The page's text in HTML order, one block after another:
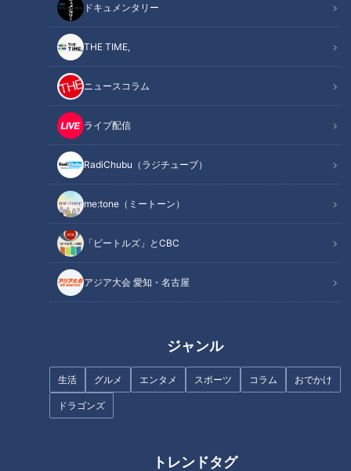
ドキュメンタリー
THE TIME,
ニュースコラム
ライブ配信
RadiChubu（ラジチューブ）
me:tone（ミートーン）
「ビートルズ」とCBC
アジア大会 愛知・名古屋
ジャンル
生活 グルメ エンタメ スポーツ コラム おでかけ
ドラゴンズ
トレンドタグ
関連リンク
【動画】ベテラン主婦が教える！ピーマンの肉
ソースにお砂糖をプラス！麺900gを完食する大食い家族
ピーマンの肉詰めはパリパリ食感を残す“蒸し焼き”がポイン
1人当たり187円！？ブランド豚を使ったポークケチャップ
オススメ関連コンテンツ
ソースにお砂糖をプラス！麺900gを完食する大
食い家族